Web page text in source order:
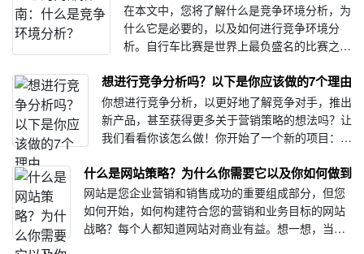
在本文中，您将了解什么是竞争环境分析，为
什么它是必要的，以及如何进行竞争环境分
析。自行车比赛是世界上最负盛名的比赛之
或赢得高排名。他们肩并肩赛跑，爬山，然后
疯狂下山。随着时间的推移，该领域变得更具
挑战···
想进行竞争分析吗？以下是你应该做的7个理由
你想进行竞争分析，以更好地了解竞争对手，推出
新产品，甚至获得更多关于营销策略的想法吗？让
我们看看你该怎么做！你开始了一个新的项目：一
你认为他们很有可能扰乱这个行业。但你知道，在
你开始思考大问题之前···
什么是网站策略？为什么你需要它以及你如何做到
网站是您企业营销和销售成功的重要组成部分，但您
如何开始，如何构建符合您的营销和业务目标的网站
战略？每个人都知道网站对商业有益。想一想，当你